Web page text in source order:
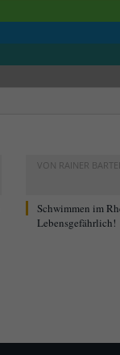
VON RAINER
Schwimmen im
Lebensgefährlich!